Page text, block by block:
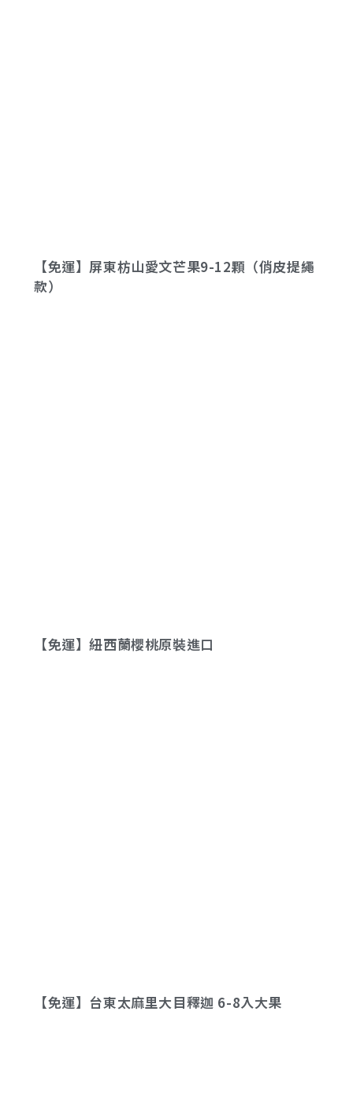
【免運】屏東枋山愛文芒果9-12顆（俏皮提繩
款）
【免運】紐西蘭櫻桃原裝進口
【免運】台東太麻里大目釋迦 6-8入大果